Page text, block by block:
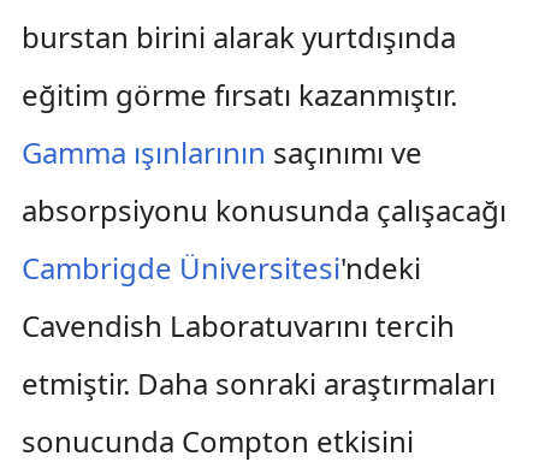
burstan birini alarak yurtdışında
eğitim görme fırsatı kazanmıştır.
Gamma ışınlarının saçınımı ve
absorpsiyonu konusunda çalışacağı
Cambrigde Üniversitesi'ndeki
Cavendish Laboratuvarını tercih
etmiştir. Daha sonraki araştırmaları
sonucunda Compton etkisini